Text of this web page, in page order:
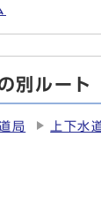
別ルート
局
上下水